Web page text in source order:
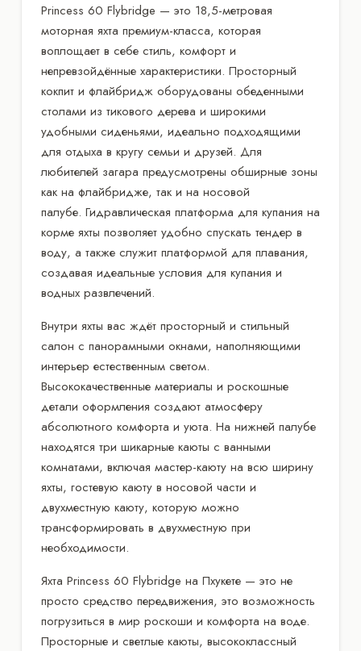
Princess 60 Flybridge — это 18,5-метровая
моторная яхта премиум-класса, которая
воплощает в себе стиль, комфорт и
непревзойдённые характеристики. Просторный
кокпит и флайбридж оборудованы обеденными
столами из тикового дерева и широкими
удобными сиденьями, идеально подходящими
для отдыха в кругу семьи и друзей. Для
любителей загара предусмотрены обширные зоны
как на флайбридже, так и на носовой
палубе. Гидравлическая платформа для купания на
корме яхты позволяет удобно спускать тендер в
воду, а также служит платформой для плавания,
создавая идеальные условия для купания и
водных развлечений.
Внутри яхты вас ждёт просторный и стильный
салон с панорамными окнами, наполняющими
интерьер естественным светом.
Высококачественные материалы и роскошные
детали оформления создают атмосферу
абсолютного комфорта и уюта. На нижней палубе
находятся три шикарные каюты с ванными
комнатами, включая мастер-каюту на всю ширину
яхты, гостевую каюту в носовой части и
двухместную каюту, которую можно
трансформировать в двухместную при
необходимости.
Яхта Princess 60 Flybridge на Пхукете — это не
просто средство передвижения, это возможность
погрузиться в мир роскоши и комфорта на воде.
Просторные и светлые каюты, высококлассный